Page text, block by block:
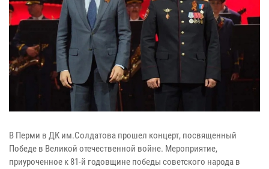
В Перми в ДК им.Солдатова прошел концерт, посвященный
Победе в Великой отечественной войне. Мероприятие,
приуроченное к 81-й годовщине победы советского народа в